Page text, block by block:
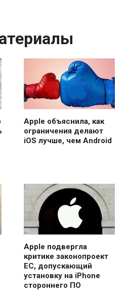
Apple объяснила, как
ограничения делают
iOS лучше, чем Android
Apple подвергла
критике законопроект
ЕС, допускающий
установку на iPhone
стороннего ПО